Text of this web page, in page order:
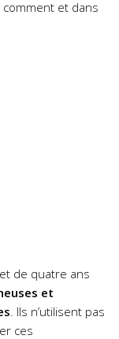
et dans
de quatre ans
et
. Ils n’utilisent pas
ces